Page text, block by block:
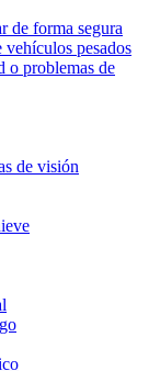
de forma segura
pesados
o problemas de
de visión